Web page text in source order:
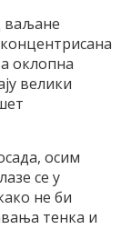
ваљане
оклопна
велики
осим
се у
не би
тенка и